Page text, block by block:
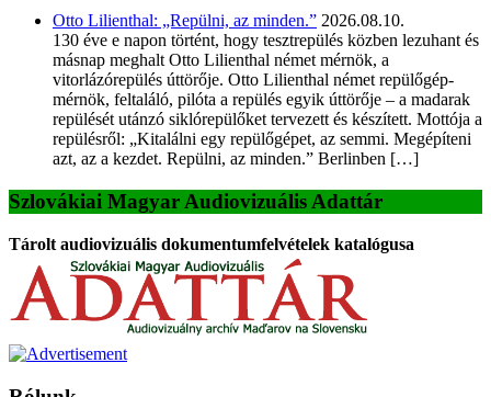
Otto Lilienthal: „Repülni, az minden.” 2026.08.10.
130 éve e napon történt, hogy tesztrepülés közben lezuhant és
másnap meghalt Otto Lilienthal német mérnök, a
vitorlázórepülés úttörője. Otto Lilienthal német repülőgép-
mérnök, feltaláló, pilóta a repülés egyik úttörője – a madarak
repülését utánzó siklórepülőket tervezett és készített. Mottója a
repülésről: „Kitalálni egy repülőgépet, az semmi. Megépíteni
azt, az a kezdet. Repülni, az minden.” Berlinben […]
Szlovákiai Magyar Audiovizuális Adattár
Tárolt audiovizuális dokumentumfelvételek katalógusa